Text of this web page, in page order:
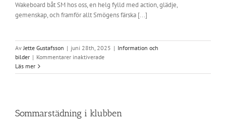
Wakeboard båt SM hos oss, en helg fylld med action, glädje,
gemenskap, och framför allt Smögens färska [...]
AvJette Gustafsson | juni 28th, 2025 | Information och
bilder | Kommentarer inaktiveradeför
i
juli
Läs mer
Sommarstädning i klubben